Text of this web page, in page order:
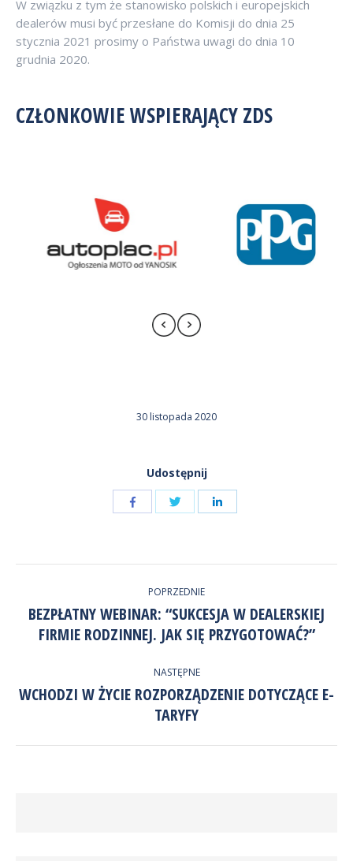
W związku z tym że stanowisko polskich i europejskich
dealerów musi być przesłane do Komisji do dnia 25
stycznia 2021 prosimy o Państwa uwagi do dnia 10
grudnia 2020.
CZŁONKOWIE WSPIERAJĄCY ZDS
30 listopada 2020
Udostępnij
Udostępnij
przez
Twitter
Udostępnij
WPISÓW
POPRZEDNIE
Poprzedni
wpis:
BEZPŁATNY WEBINAR: “SUKCESJA W DEALERSKIEJ
FIRMIE RODZINNEJ. JAK SIĘ PRZYGOTOWAĆ?”
NASTĘPNE
Następny
wpis:
WCHODZI W ŻYCIE ROZPORZĄDZENIE DOTYCZĄCE E-
TARYFY